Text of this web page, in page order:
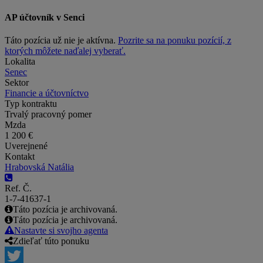
AP účtovník v Senci
Táto pozícia už nie je aktívna. Pozrite sa na ponuku pozícií, z
ktorých môžete naďalej vyberať.
Lokalita
Senec
Sektor
Financie a účtovníctvo
Typ kontraktu
Trvalý pracovný pomer
Mzda
1 200 €
Uverejnené
Kontakt
Hrabovská Natália
Ref. Č.
1-7-41637-1
Táto pozícia je archivovaná.
Táto pozícia je archivovaná.
Nastavte si svojho agenta
Zdieľať túto ponuku